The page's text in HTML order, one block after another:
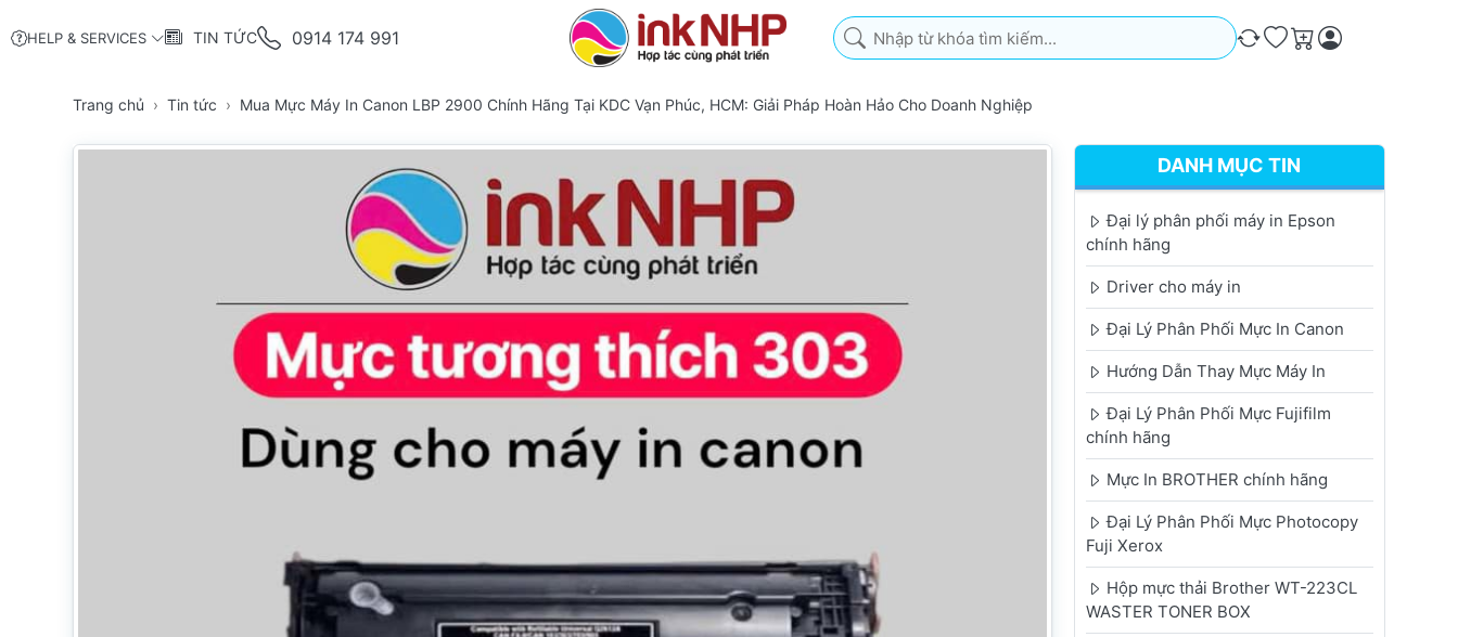
HELP & SERVICES TIN TỨC 0914 174 991
Nhập từ khóa tìm kiếm. Kết quả sẽ tự động xuất hiện khi bạn nhập. Nhấn phím
So sánh
Ưa thích
Giỏ hàng
Trang chủ Tin tức Mua Mực Máy In Canon LBP 2900 Chính Hãng Tại KDC Vạn Phúc, HCM: Giải Pháp Hoàn Hảo Cho Doanh Nghiệp
DANH MỤC TIN
Đại lý phân phối máy in Epson
chính hãng
Driver cho máy in
Đại Lý Phân Phối Mực In Canon
Hướng Dẫn Thay Mực Máy In
Đại Lý Phân Phối Mực Fujifilm
chính hãng
Mực In BROTHER chính hãng
Đại Lý Phân Phối Mực Photocopy
Fuji Xerox
Hộp mực thải Brother WT-223CL
WASTER TONER BOX